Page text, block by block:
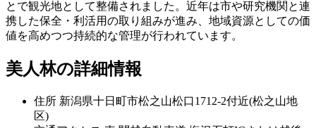
とで観光地として整備されました。近年は市や研究機関と連
携した保全・利活用の取り組みが進み、地域資源としての価
値を高めつつ持続的な管理が行われています。
美人林の詳細情報
住所 新潟県十日町市松之山松口1712-2付近(松之山地
区)